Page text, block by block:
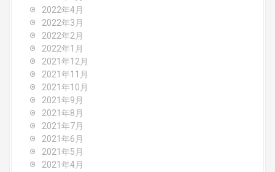
2022年4月
2022年3月
2022年2月
2022年1月
2021年12月
2021年11月
2021年10月
2021年9月
2021年8月
2021年7月
2021年6月
2021年5月
2021年4月